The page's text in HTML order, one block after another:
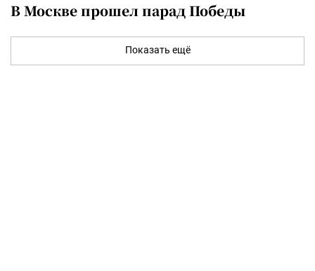
В Москве прошел парад Победы
Показать ещё